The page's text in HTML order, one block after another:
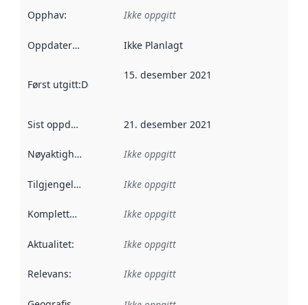
Opphav: Ikke oppgitt
Oppdateringsfrekvens :
Ikke Planlagt
Først utgitt:Denne datoen sier når dataene i dette
15. desember 2021
Sist oppdatert 21. desember 2021
Nøyaktighet Ikke oppgitt
Tilgjengelighet Ikke oppgitt
Kompletthet Ikke oppgitt
Aktualitet: Ikke oppgitt
Relevans: Ikke oppgitt